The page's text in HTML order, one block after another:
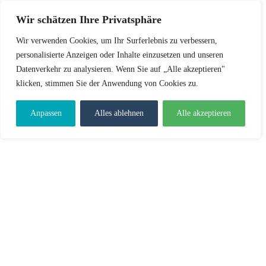
Wir schätzen Ihre Privatsphäre
Wir verwenden Cookies, um Ihr Surferlebnis zu verbessern,
personalisierte Anzeigen oder Inhalte einzusetzen und unseren
Datenverkehr zu analysieren. Wenn Sie auf „Alle akzeptieren"
klicken, stimmen Sie der Anwendung von Cookies zu.
Anpassen Alles ablehnen Alle akzeptieren